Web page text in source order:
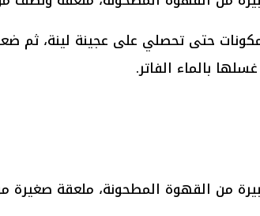
حتى تحصلي على عجينة لينة، ثم
من القهوة المطحونة، ملعقة صغيرة